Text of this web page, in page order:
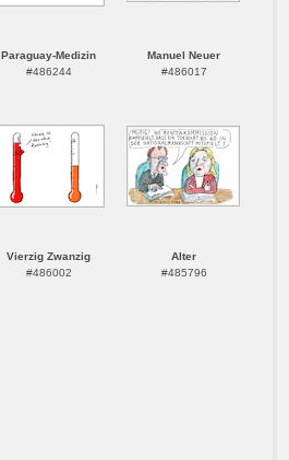
Paraguay-Medizin
#486244
Manuel Neuer
#486017
Vierzig Zwanzig
#486002
Alter
#485796